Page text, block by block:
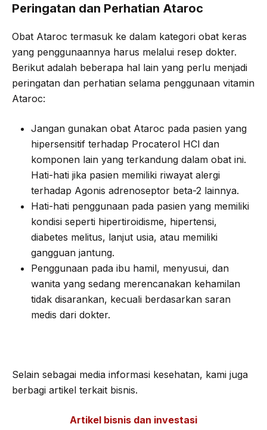
Peringatan dan Perhatian Ataroc
Obat Ataroc termasuk ke dalam kategori obat keras
yang penggunaannya harus melalui resep dokter.
Berikut adalah beberapa hal lain yang perlu menjadi
peringatan dan perhatian selama penggunaan vitamin
Ataroc:
Jangan gunakan obat Ataroc pada pasien yang
hipersensitif terhadap Procaterol HCl dan
komponen lain yang terkandung dalam obat ini.
Hati-hati jika pasien memiliki riwayat alergi
terhadap Agonis adrenoseptor beta-2 lainnya.
Hati-hati penggunaan pada pasien yang memiliki
kondisi seperti hipertiroidisme, hipertensi,
diabetes melitus, lanjut usia, atau memiliki
gangguan jantung.
Penggunaan pada ibu hamil, menyusui, dan
wanita yang sedang merencanakan kehamilan
tidak disarankan, kecuali berdasarkan saran
medis dari dokter.
Selain sebagai media informasi kesehatan, kami juga
berbagi artikel terkait bisnis.
Artikel bisnis dan investasi